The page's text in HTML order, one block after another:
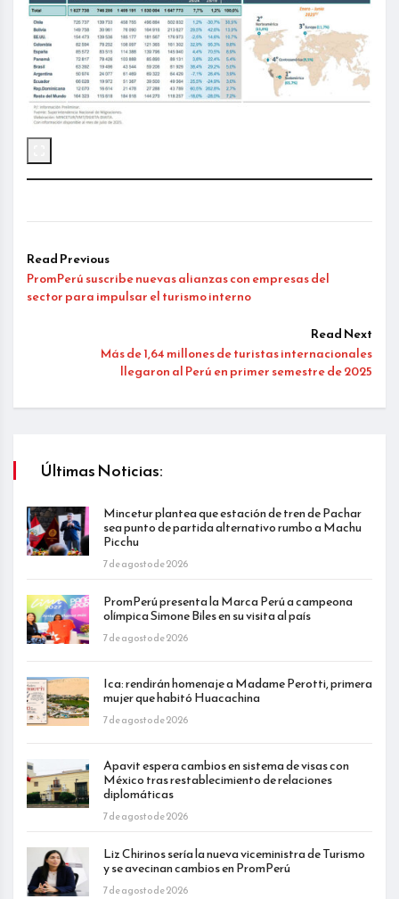
Read Previous
PromPerú suscribe nuevas alianzas con empresas del
sector para impulsar el turismo interno
Read Next
Más de 1,64 millones de turistas internacionales
llegaron al Perú en primer semestre de 2025
Últimas Noticias:
Mincetur plantea que estación de tren de Pachar
sea punto de partida alternativo rumbo a Machu
Picchu
7 de agosto de 2026
PromPerú presenta la Marca Perú a campeona
olímpica Simone Biles en su visita al país
7 de agosto de 2026
Ica: rendirán homenaje a Madame Perotti, primera
mujer que habitó Huacachina
7 de agosto de 2026
Apavit espera cambios en sistema de visas con
México tras restablecimiento de relaciones
diplomáticas
7 de agosto de 2026
Liz Chirinos sería la nueva viceministra de Turismo
y se avecinan cambios en PromPerú
7 de agosto de 2026